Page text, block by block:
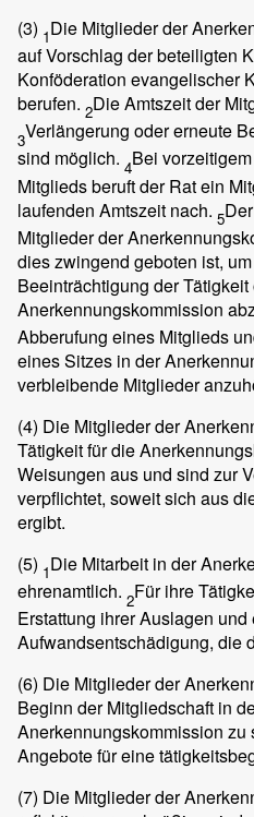
(3) 1Die Mitglieder der
auf Vorschlag der beteiligten
Konföderation evangelischer
berufen. 2Die Amtszeit der
3Verlängerung oder erneute
sind möglich. 4Bei
Mitglieds beruft der Rat ein
laufenden Amtszeit nach. 5
Mitglieder der
dies zwingend geboten ist,
Beeinträchtigung der
Anerkennungskommission
Abberufung eines Mitglieds
eines Sitzes in der
verbleibende Mitglieder
(4) Die Mitglieder der
Tätigkeit für die
Weisungen aus und sind zur
verpflichtet, soweit sich aus
ergibt.
(5) 1Die Mitarbeit in der
ehrenamtlich. 2Für ihre
Erstattung ihrer Auslagen
Aufwandsentschädigung, die
(6) Die Mitglieder der
Beginn der Mitgliedschaft in
Anerkennungskommission zu
Angebote für eine
(7) Die Mitglieder der